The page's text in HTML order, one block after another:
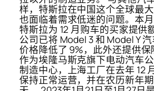
样，特斯拉在中国这个全球最
也面临着需求低迷的问题。本月
特斯拉为 12 月购车的买家提供
公司已将 Model 3 和 Model Y
价格降低了 9%，此外还提供保
作为埃隆马斯克旗下电动汽车
制造中心，上海工厂在去年 12
保持正常运营，并在农历新年